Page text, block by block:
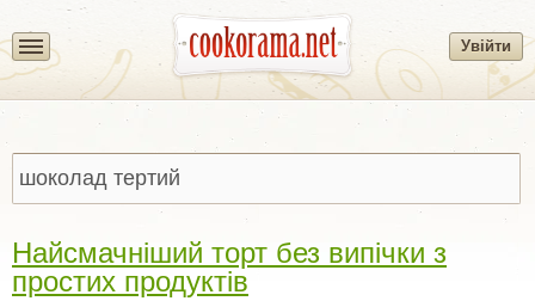
Увійти
Найсмачніший торт без випічки з
простих продуктів